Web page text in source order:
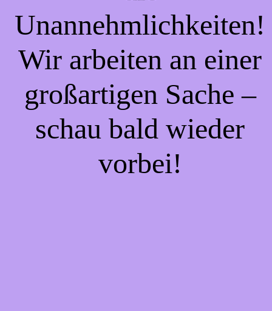
Unannehmlichkeiten!
Wir arbeiten an einer
großartigen Sache –
schau bald wieder
vorbei!